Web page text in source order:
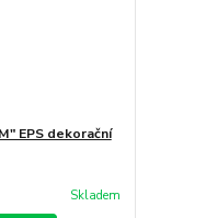
EPS dekorační
Skladem